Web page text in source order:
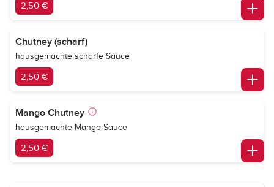
2,50 €
Chutney (scharf)
hausgemachte scharfe Sauce
2,50 €
Mango Chutney
hausgemachte Mango-Sauce
2,50 €